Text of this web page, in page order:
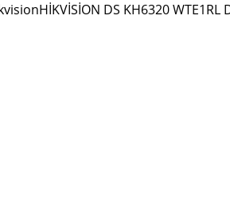
HİKVİSİON DS KH6320 WTE1RL